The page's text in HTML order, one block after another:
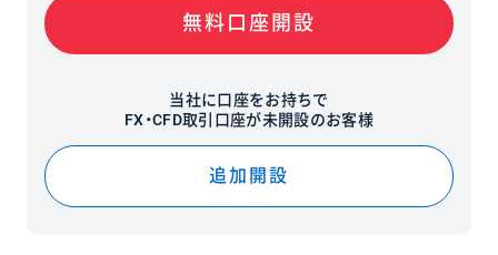
無料口座開設
当社に口座をお持ちで
FX・CFD取引口座が未開設のお客様
追加開設